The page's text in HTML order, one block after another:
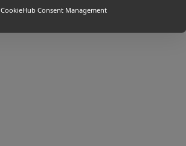
CookieHub Consent Management